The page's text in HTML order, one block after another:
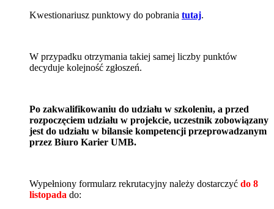
Kwestionariusz punktowy do pobrania tutaj.
W przypadku otrzymania takiej samej liczby punktów
decyduje kolejność zgłoszeń.
Po zakwalifikowaniu do udziału w szkoleniu, a przed
rozpoczęciem udziału w projekcie, uczestnik zobowiązany
jest do udziału w bilansie kompetencji przeprowadzanym
przez Biuro Karier UMB.
Wypełniony formularz rekrutacyjny należy dostarczyć do 8
listopada do: